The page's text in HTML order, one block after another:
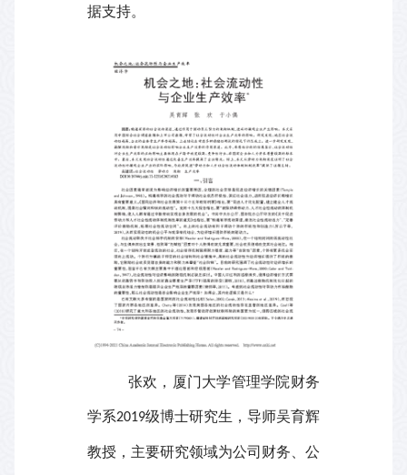
据支持。
张欢，厦门大学管理学院财务
学系2019级博士研究生，导师吴育辉
教授，主要研究领域为公司财务、公